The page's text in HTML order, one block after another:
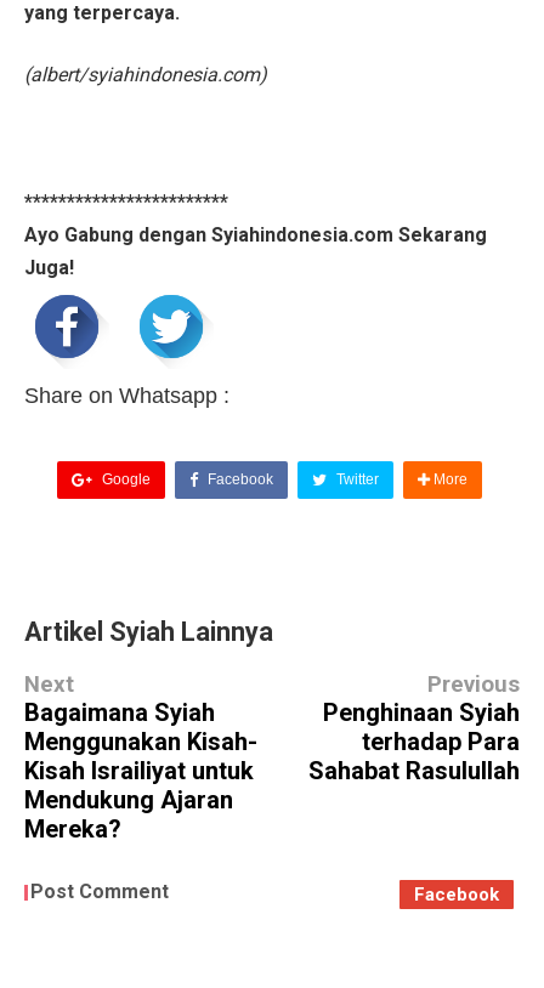
yang terpercaya.
(albert/syiahindonesia.com)
************************
Ayo Gabung dengan Syiahindonesia.com Sekarang
Juga!
Share on Whatsapp :
Google Facebook Twitter More
Artikel Syiah Lainnya
Next
Bagaimana Syiah
Menggunakan Kisah-
Kisah Israiliyat untuk
Mendukung Ajaran
Mereka?
Previous
Penghinaan Syiah
terhadap Para
Sahabat Rasulullah
Post Comment Facebook